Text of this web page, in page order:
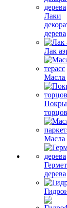
Лаки
дерева
Лак
Масла
торцов
Масла
дерева